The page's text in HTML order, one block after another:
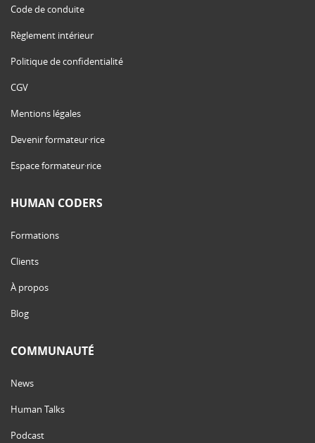
Code de conduite
Règlement intérieur
Politique de confidentialité
CGV
Mentions légales
Devenir formateur·rice
Espace formateur·rice
HUMAN CODERS
Formations
Clients
À propos
Blog
COMMUNAUTÉ
News
Human Talks
Podcast